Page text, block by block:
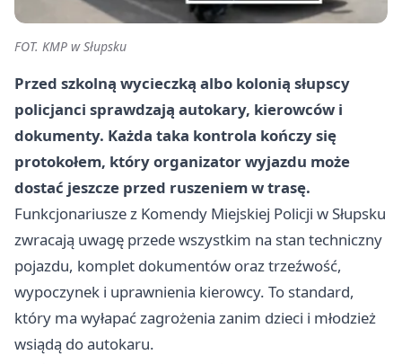
FOT. KMP w Słupsku
Przed szkolną wycieczką albo kolonią słupscy
policjanci sprawdzają autokary, kierowców i
dokumenty. Każda taka kontrola kończy się
protokołem, który organizator wyjazdu może
dostać jeszcze przed ruszeniem w trasę.
Funkcjonariusze z Komendy Miejskiej Policji w Słupsku
zwracają uwagę przede wszystkim na stan techniczny
pojazdu, komplet dokumentów oraz trzeźwość,
wypoczynek i uprawnienia kierowcy. To standard,
który ma wyłapać zagrożenia zanim dzieci i młodzież
wsiądą do autokaru.